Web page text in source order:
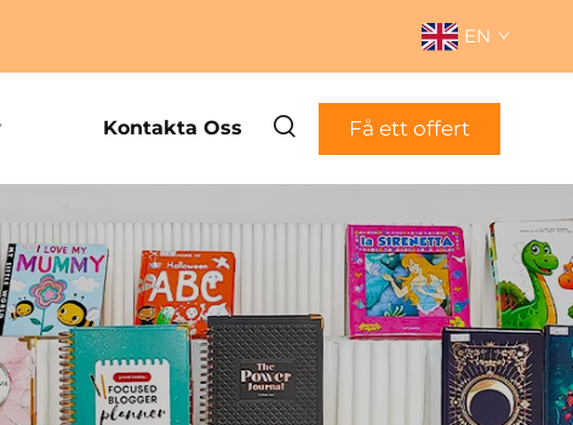
EN
Kontakta Oss Få ett offert